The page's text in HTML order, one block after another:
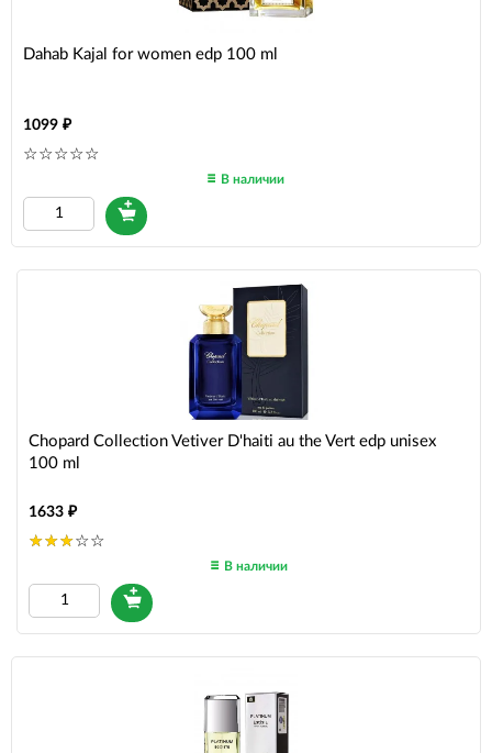
Dahab Kajal for women edp 100 ml
1099
В наличии
Сhopard Сollection Vetiver D'haiti au the Vert edp unisex
100 ml
1633
В наличии